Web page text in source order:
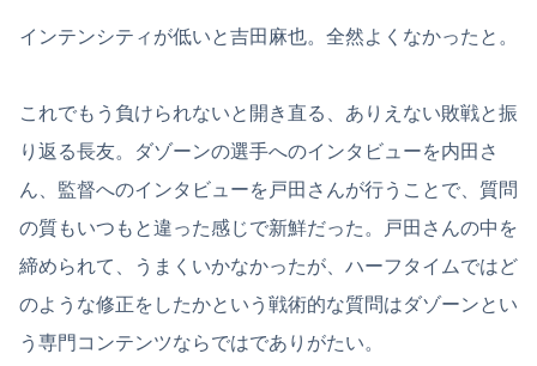
インテンシティが低いと吉田麻也。全然よくなかったと。
これでもう負けられないと開き直る、ありえない敗戦と振
り返る長友。ダゾーンの選手へのインタビューを内田さ
ん、監督へのインタビューを戸田さんが行うことで、質問
の質もいつもと違った感じで新鮮だった。戸田さんの中を
締められて、うまくいかなかったが、ハーフタイムではど
のような修正をしたかという戦術的な質問はダゾーンとい
う専門コンテンツならではでありがたい。